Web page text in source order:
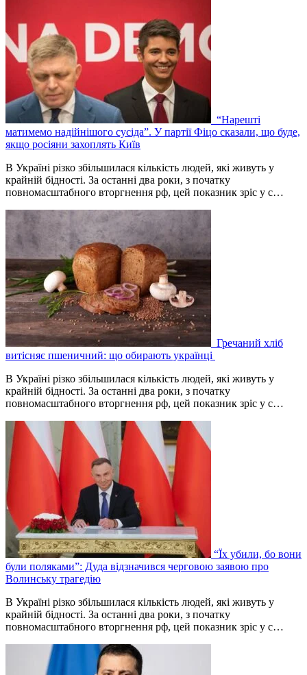
“Нарешті
матимемо надійнішого сусіда”. У партії Фіцо сказали, що буде,
якщо росіяни захоплять Київ
В Україні різко збільшилася кількість людей, які живуть у
крайній бідності. За останні два роки, з початку
повномасштабного вторгнення рф, цей показник зріс у с…
Гречаний хліб
витісняє пшеничний: що обирають українці
В Україні різко збільшилася кількість людей, які живуть у
крайній бідності. За останні два роки, з початку
повномасштабного вторгнення рф, цей показник зріс у с…
“Їх убили, бо вони
були поляками”: Дуда відзначився черговою заявою про
Волинську трагедію
В Україні різко збільшилася кількість людей, які живуть у
крайній бідності. За останні два роки, з початку
повномасштабного вторгнення рф, цей показник зріс у с…